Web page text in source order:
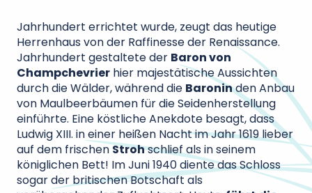
Jahrhundert errichtet wurde, zeugt das heutige
Herrenhaus von der Raffinesse der Renaissance.
Jahrhundert gestaltete der Baron von
Champchevrier hier majestätische Aussichten
durch die Wälder, während die Baroninden Anbau
von Maulbeerbäumen für die Seidenherstellung
einführte. Eine köstliche Anekdote besagt, dass
Ludwig XIII. in einer heißen Nacht im Jahr 1619 lieber
auf dem frischenStrohschlief als in seinem
königlichen Bett! Im Juni 1940 diente das Schloss
sogar der britischen Botschaft als